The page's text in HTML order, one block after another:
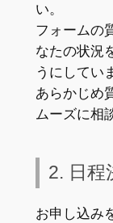
い。
フォームの
なたの状況
うにしてい
あらかじめ
ムーズに相
2. 日程
お申し込み